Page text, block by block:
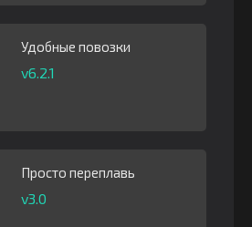
Удобные повозки
v6.2.1
Просто переплавь
v3.0